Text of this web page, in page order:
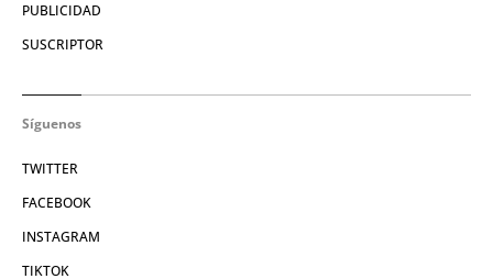
PUBLICIDAD
SUSCRIPTOR
Síguenos
TWITTER
FACEBOOK
INSTAGRAM
TIKTOK